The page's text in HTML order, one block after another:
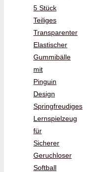
5 Stück
Teiliges
Transparenter
Elastischer
Gummibälle
mit
Pinguin
Design
Springfreudiges
Lernspielzeug
für
Sicherer
Geruchloser
Softball